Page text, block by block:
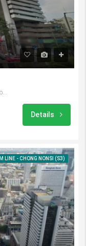
90 Naradhiwat Rajanagarindra Rd, Khwaeng Silom, Khet Bang Rak, Krung Thep Maha Nakhon 10500, Thailand
Details
LINE - CHONG NONSI (S3)